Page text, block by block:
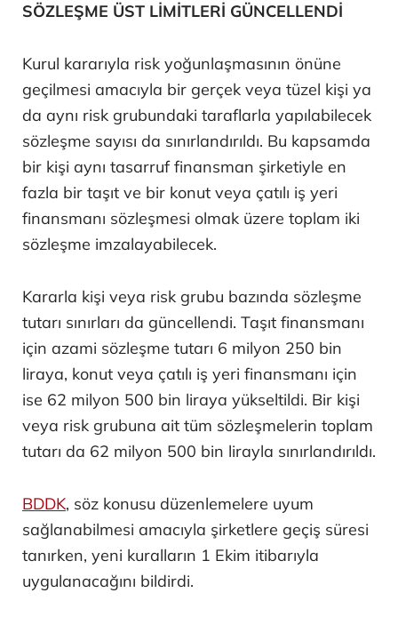
SÖZLEŞME ÜST LİMİTLERİ GÜNCELLENDİ
Kurul kararıyla risk yoğunlaşmasının önüne
geçilmesi amacıyla bir gerçek veya tüzel kişi ya
da aynı risk grubundaki taraflarla yapılabilecek
sözleşme sayısı da sınırlandırıldı. Bu kapsamda
bir kişi aynı tasarruf finansman şirketiyle en
fazla bir taşıt ve bir konut veya çatılı iş yeri
finansmanı sözleşmesi olmak üzere toplam iki
sözleşme imzalayabilecek.
Kararla kişi veya risk grubu bazında sözleşme
tutarı sınırları da güncellendi. Taşıt finansmanı
için azami sözleşme tutarı 6 milyon 250 bin
liraya, konut veya çatılı iş yeri finansmanı için
ise 62 milyon 500 bin liraya yükseltildi. Bir kişi
veya risk grubuna ait tüm sözleşmelerin toplam
tutarı da 62 milyon 500 bin lirayla sınırlandırıldı.
BDDK, söz konusu düzenlemelere uyum
sağlanabilmesi amacıyla şirketlere geçiş süresi
tanırken, yeni kuralların 1 Ekim itibarıyla
uygulanacağını bildirdi.